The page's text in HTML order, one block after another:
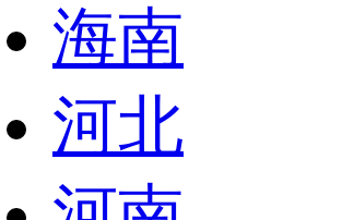
海南
河北